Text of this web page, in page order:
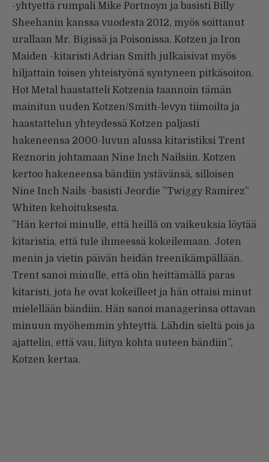
-yhtyettä rumpali Mike Portnoyn ja basisti Billy
Sheehanin kanssa vuodesta 2012, myös soittanut
urallaan Mr. Bigissä ja Poisonissa. Kotzen ja Iron
Maiden -kitaristi Adrian Smith julkaisivat myös
hiljattain toisen yhteistyönä syntyneen pitkäsoiton.
Hot Metal haastatteli Kotzenia taannoin tämän
mainitun uuden Kotzen/Smith-levyn tiimoilta ja
haastattelun yhteydessä Kotzen paljasti
hakeneensa 2000-luvun alussa kitaristiksi Trent
Reznorin johtamaan Nine Inch Nailsiin. Kotzen
kertoo hakeneensa bändiin ystävänsä, silloisen
Nine Inch Nails -basisti Jeordie ”Twiggy Ramirez”
Whiten kehoituksesta.
”Hän kertoi minulle, että heillä on vaikeuksia löytää
kitaristia, että tule ihmeessä kokeilemaan. Joten
menin ja vietin päivän heidän treenikämpällään.
Trent sanoi minulle, että olin heittämällä paras
kitaristi, jota he ovat kokeilleet ja hän ottaisi minut
mielellään bändiin. Hän sanoi managerinsa ottavan
minuun myöhemmin yhteyttä. Lähdin sieltä pois ja
ajattelin, että vau, liityn kohta uuteen bändiin”,
Kotzen kertaa.